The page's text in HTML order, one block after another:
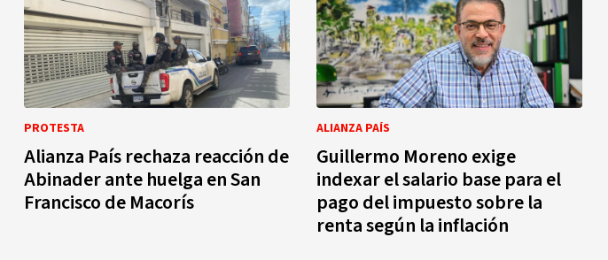
PROTESTA
Alianza País rechaza reacción de
Abinader ante huelga en San
Francisco de Macorís
ALIANZA PAÍS
Guillermo Moreno exige
indexar el salario base para el
pago del impuesto sobre la
renta según la inflación